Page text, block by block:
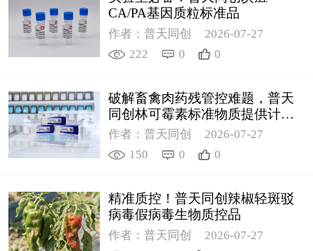
CA/PA基因质粒标准品
作者：普天同创
2026-07-27
222
0 0
破解畜禽肉药残管控难题，普天
同创林可霉素标准物质提供计量
支撑
作者：普天同创
2026-07-27
150
0 0
精准质控！普天同创辣椒轻斑驳
病毒假病毒生物质控品
作者：普天同创
2026-07-27